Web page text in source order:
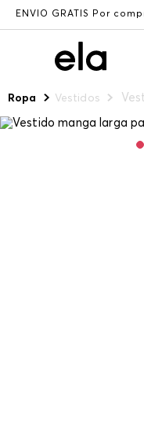
ENVÍO GRATIS Por
Ropa Vestidos